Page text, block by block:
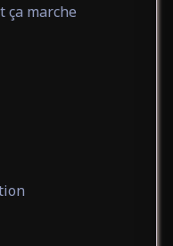
ça marche